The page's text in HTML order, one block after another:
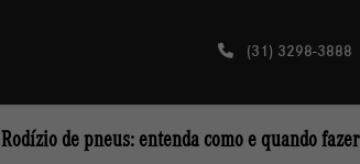
(31) 3298-3888
Rodízio de pneus: entenda como e quando fazer